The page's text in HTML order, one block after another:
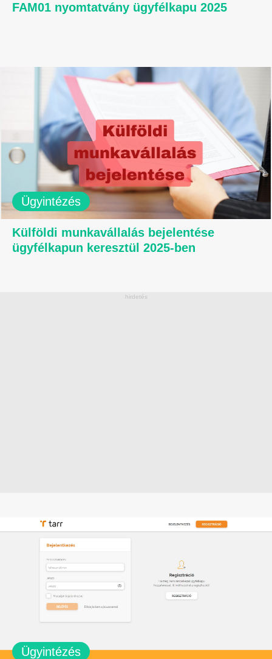
FAM01 nyomtatvány ügyfélkapu 2025
Ügyintézés
Külföldi munkavállalás bejelentése
ügyfélkapun keresztül 2025-ben
Ügyintézés